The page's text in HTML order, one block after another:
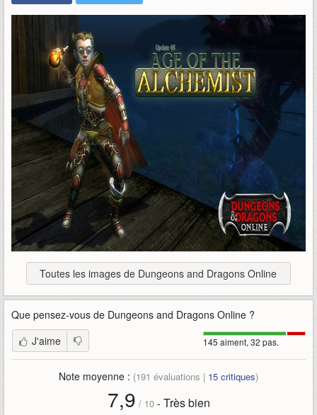
Toutes les images de Dungeons and Dragons Online
Que pensez-vous de Dungeons and Dragons Online ?
145 aiment, 32 pas.
J'aime
Note moyenne : (191 évaluations | 15 critiques)
7,9 / 10- Très bien